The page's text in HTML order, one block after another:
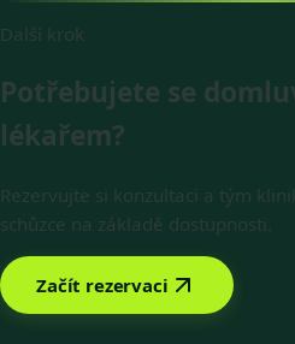
Další krok
Potřebujete se
lékařem?
Rezervujte si konzultaci a tým
schůzce na základě dostupnosti.
Začít rezervaci